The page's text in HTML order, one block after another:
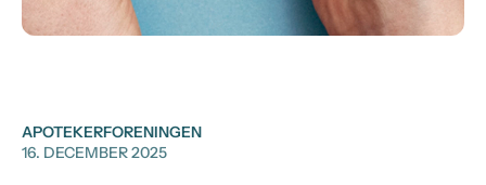
APOTEKERFORENINGEN
16. DECEMBER 2025